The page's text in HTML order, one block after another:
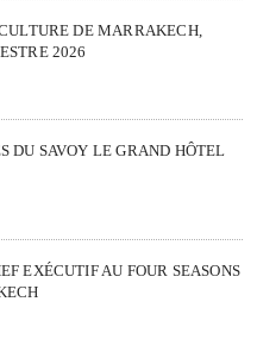
DE MARRAKECH,
2026
DU SAVOY LE GRAND HÔTEL
EXÉCUTIF AU FOUR SEASONS